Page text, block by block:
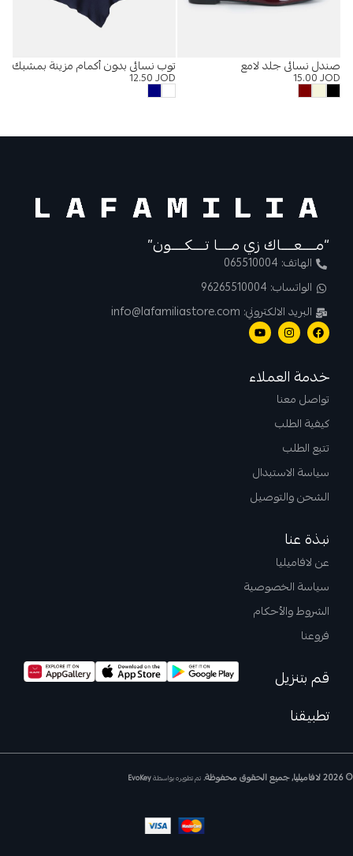
صندل نسائي جلد لامع
15.00JOD
توب نسائي بدون أكمام مزينة بمشبك
12.50JOD
“مــــعــــاك زي مــــا تــــكــــون”
الهاتف: 065510004
الواتساب: 96265510004
البريد الالكتروني: info@lafamiliastore.com
خدمة العملاء
تواصل معنا
كيفية الطلب
تتبع الطلب
سياسة الاستبدال
الشحن والتوصيل
نبذة عنا
عن لافاميليا
سياسة الخصوصية
الشروط والأحكام
فروعنا
قم بتنزيل
تطبيقنا
© 2026 لافاميليا, جميع الحقوق محفوظة. تم تطويره بواسطةEvoKey